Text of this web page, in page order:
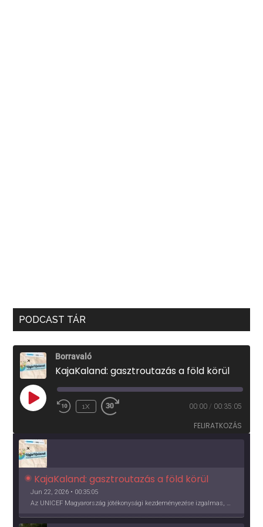
PODCAST TÁR
Borravaló
KajaKaland: gasztroutazás a föld körül
PLAY
EPISODE
1X 00:00 / 00:35:05
FELIRATKOZÁS
KajaKaland: gasztroutazás a föld körül
Jun 22, 2026 • 00:35:05
Az UNICEF Magyarország jótékonysági kezdeményezése izgalmas, egész éves világkörüli ízutazásra hív, igazi családi program és gasztroedukáció, illetve segítség a rászorulóknak is egyben.